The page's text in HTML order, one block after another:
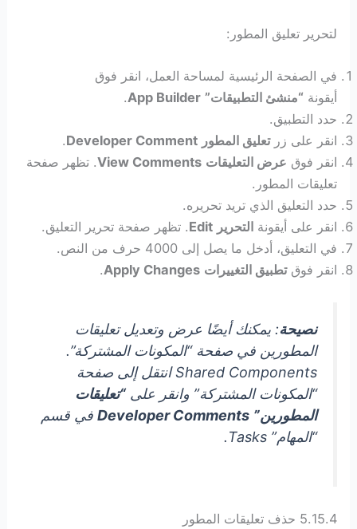
لتحرير تعليق المطور:
في الصفحة الرئيسية لمساحة العمل، انقر فوق
أيقونة“منشئ التطبيقات” App Builder
.
حدد التطبيق.
انقر على زرتعليق المطور Developer Comment
.
انقر فوق عرض التعليقات View Comments. تظهر صفحة
تعليقات المطور.
حدد التعليق الذي تريد تحريره.
انقر على أيقونةالتحرير Edit. تظهر صفحة تحرير التعليق.
في التعليق، أدخل ما يصل إلى 4000 حرف من النص.
انقر فوقتطبيق التغييرات Apply Changes
.
نصيحة: يمكنك أيضًا عرض وتعديل تعليقات
المطورين في صفحة “المكونات المشتركة”.
Shared Components انتقل إلى صفحة
“المكونات المشتركة” وانقر على“تعليقات
المطورين” Developer Comments في قسم
“المهام” Tasks.
5.15.4 حذف تعليقات المطور